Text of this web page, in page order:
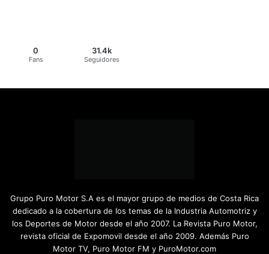
0
Fans
31.4k
Seguidores
Grupo Puro Motor S.A es el mayor grupo de medios de Costa Rica
dedicado a la cobertura de los temas de la Industria Automotriz y
los Deportes de Motor desde el año 2007. La Revista Puro Motor,
revista oficial de Expomovil desde el año 2009. Además Puro
Motor TV, Puro Motor FM y PuroMotor.com